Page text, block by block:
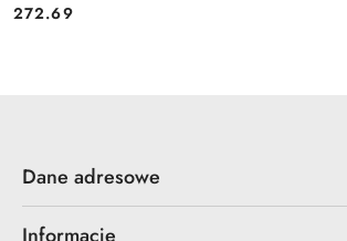
Cena:
272.69
Dane adresowe
Informacje